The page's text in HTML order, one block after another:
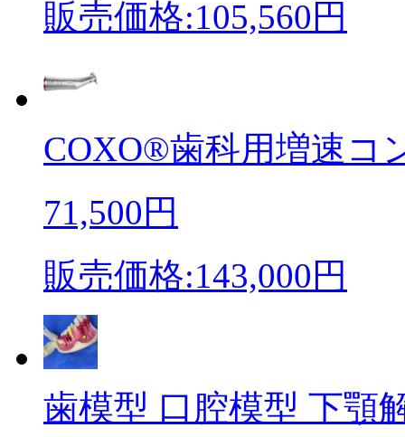
販売価格:105,560円
COXO®歯科用増速コ
71,500円
販売価格:143,000円
歯模型 口腔模型 下顎